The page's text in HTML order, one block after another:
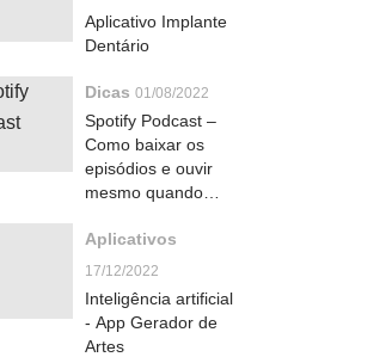
Aplicativo Implante
Dentário
Dicas 01/08/2022
Spotify Podcast –
Como baixar os
episódios e ouvir
mesmo quando
Aplicativos
17/12/2022
Inteligência artificial
- App Gerador de
Artes